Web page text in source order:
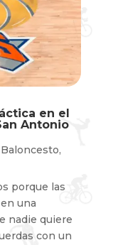
en el
Antonio
Baloncesto,
porque las
una
nadie quiere
con un